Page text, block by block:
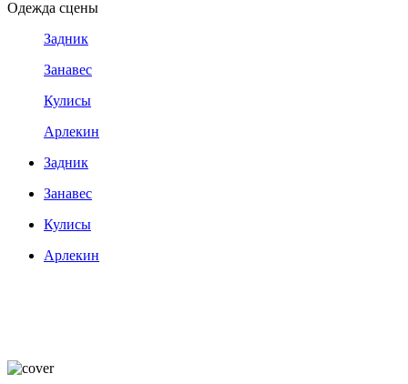
Одежда сцены
Задник
Занавес
Кулисы
Арлекин
Задник
Занавес
Кулисы
Арлекин